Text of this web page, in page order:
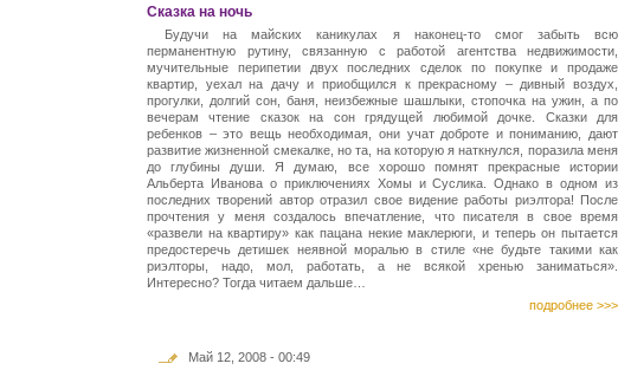
Сказка на ночь
Будучи на майских каникулах я наконец-то смог забыть всю
перманентную рутину, связанную с работой агентства недвижимости,
мучительные перипетии двух последних сделок по покупке и продаже
квартир, уехал на дачу и приобщился к прекрасному – дивный воздух,
прогулки, долгий сон, баня, неизбежные шашлыки, стопочка на ужин, а по
вечерам чтение сказок на сон грядущей любимой дочке. Сказки для
ребенков – это вещь необходимая, они учат доброте и пониманию, дают
развитие жизненной смекалке, но та, на которую я наткнулся, поразила меня
до глубины души. Я думаю, все хорошо помнят прекрасные истории
Альберта Иванова о приключениях Хомы и Суслика. Однако в одном из
последних творений автор отразил свое видение работы риэлтора! После
прочтения у меня создалось впечатление, что писателя в свое время
«развели на квартиру» как пацана некие маклерюги, и теперь он пытается
предостеречь детишек неявной моралью в стиле «не будьте такими как
риэлторы, надо, мол, работать, а не всякой хренью заниматься».
Интересно? Тогда читаем дальше…
подробнее >>>
Май 12, 2008 - 00:49